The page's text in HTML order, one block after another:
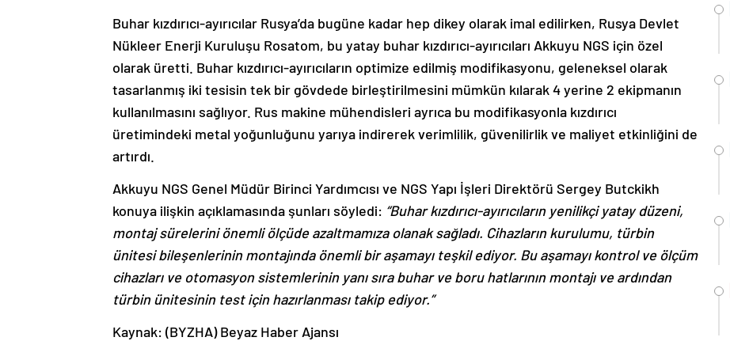
Buhar kızdırıcı-ayırıcılar Rusya’da bugüne kadar hep dikey olarak imal edilirken, Rusya Devlet
Nükleer Enerji Kuruluşu Rosatom, bu yatay buhar kızdırıcı-ayırıcıları Akkuyu NGS için özel
olarak üretti. Buhar kızdırıcı-ayırıcıların optimize edilmiş modifikasyonu, geleneksel olarak
tasarlanmış iki tesisin tek bir gövdede birleştirilmesini mümkün kılarak 4 yerine 2 ekipmanın
kullanılmasını sağlıyor. Rus makine mühendisleri ayrıca bu modifikasyonla kızdırıcı
üretimindeki metal yoğunluğunu yarıya indirerek verimlilik, güvenilirlik ve maliyet etkinliğini de
artırdı.
Akkuyu NGS Genel Müdür Birinci Yardımcısı ve NGS Yapı İşleri Direktörü Sergey Butckikh
konuya ilişkin açıklamasında şunları söyledi: “Buhar kızdırıcı-ayırıcıların yenilikçi yatay düzeni,
montaj sürelerini önemli ölçüde azaltmamıza olanak sağladı. Cihazların kurulumu, türbin
ünitesi bileşenlerinin montajında önemli bir aşamayı teşkil ediyor. Bu aşamayı kontrol ve ölçüm
cihazları ve otomasyon sistemlerinin yanı sıra buhar ve boru hatlarının montajı ve ardından
türbin ünitesinin test için hazırlanması takip ediyor.”
Kaynak: (BYZHA) Beyaz Haber Ajansı